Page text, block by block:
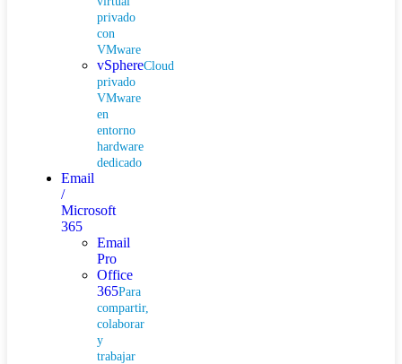
privado
con
VMware
vSphereCloud
privado
VMware
en
entorno
hardware
dedicado
Email
/
Microsoft
365
Email
Pro
Office
365Para
compartir,
colaborar
y
trabajar